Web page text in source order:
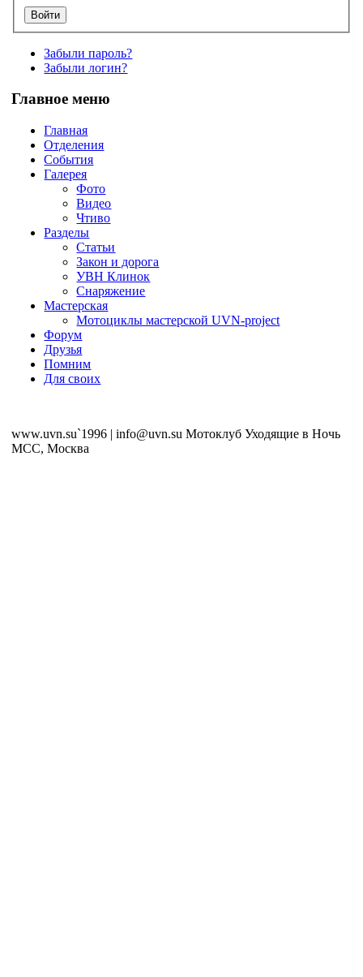
Забыли пароль?
Забыли логин?
Главное меню
Главная
Отделения
События
Галерея
Фото
Видео
Чтиво
Разделы
Статьи
Закон и дорога
УВН Клинок
Снаряжение
Мастерская
Мотоциклы мастерской UVN-project
Форум
Друзья
Помним
Для своих
www.uvn.su`1996 | info@uvn.su Мотоклуб Уходящие в Ночь
MCC, Москва